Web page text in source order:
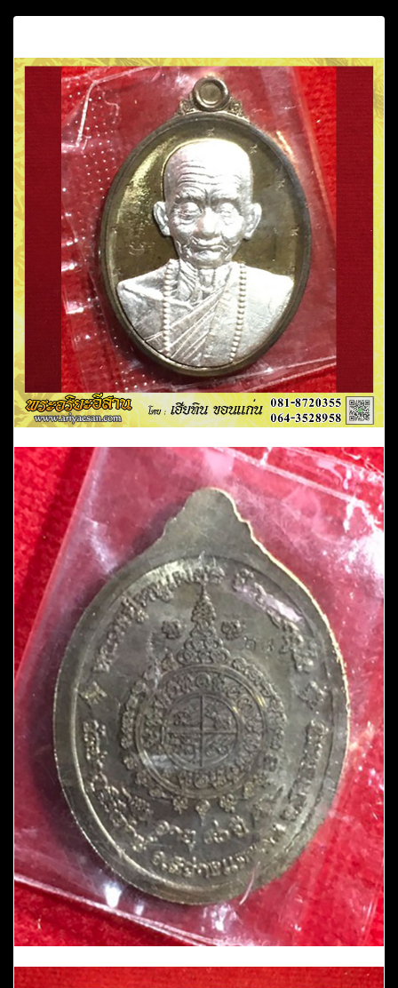
แผ่น
หน้ากาก
เงิน9รอบ
หมายเลข28
วัด
ป่า
ภูมิ
พิทักษ์
จ.สกลนคร
ชิ้น